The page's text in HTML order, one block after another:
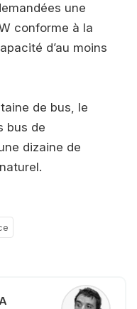
une
conforme à la
d’au moins
de bus, le
bus de
dizaine de